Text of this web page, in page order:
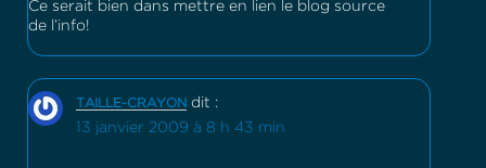
Ce serait bien dans mettre en lien le blog source
de l’info!
TAILLE-CRAYON dit :
13 janvier 2009 à 8 h 43 min